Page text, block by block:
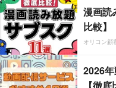
漫画読
比較】
オリコン顧
2026